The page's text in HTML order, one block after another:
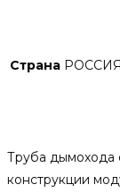
Страна РОССИЯ
Труба дымохода
конструкции